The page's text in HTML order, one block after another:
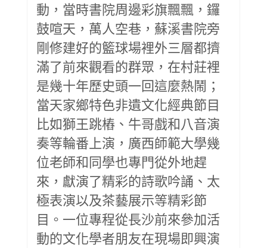
動，當時書院周邊彩旗飄飄，鑼
鼓喧天，萬人空巷，蘇溪書院旁
剛修建好的籃球場裡外三層都擠
滿了前來觀看的群眾，在村莊裡
是幾十年歷史頭一回這麼熱鬧；
當天家鄉特色非遺文化經典節目
比如獅王跳樁、牛哥戲和八音演
奏等輪番上演，廣西師範大學幾
位老師和同學也專門從外地趕
來，獻演了精彩的詩歌吟誦、太
極表演以及茶藝展示等精彩節
目。一位專程從長沙前來參加活
動的文化學者朋友在現場即興演